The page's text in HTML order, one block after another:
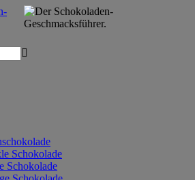

Schokolade
Schokolade